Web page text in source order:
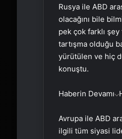
Rusya ile ABD
olacağını bile
pek çok farklı şey
tartışma olduğu
yürütülen ve hiç
konuştu.
Haberin Devamı
Avrupa ile ABD
ilgili tüm siyasi